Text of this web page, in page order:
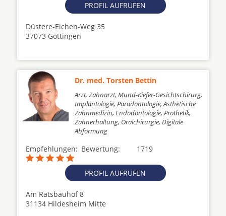
PROFIL AUFRUFEN
Düstere-Eichen-Weg 35
37073 Göttingen
Dr. med. Torsten Bettin
Arzt, Zahnarzt, Mund-Kiefer-Gesichtschirurg,
Implantologie, Parodontologie, Ästhetische
Zahnmedizin, Endodontologie, Prothetik,
Zahnerhaltung, Oralchirurgie, Digitale
Abformung
Empfehlungen: 1719
Bewertung:
PROFIL AUFRUFEN
Am Ratsbauhof 8
31134 Hildesheim Mitte